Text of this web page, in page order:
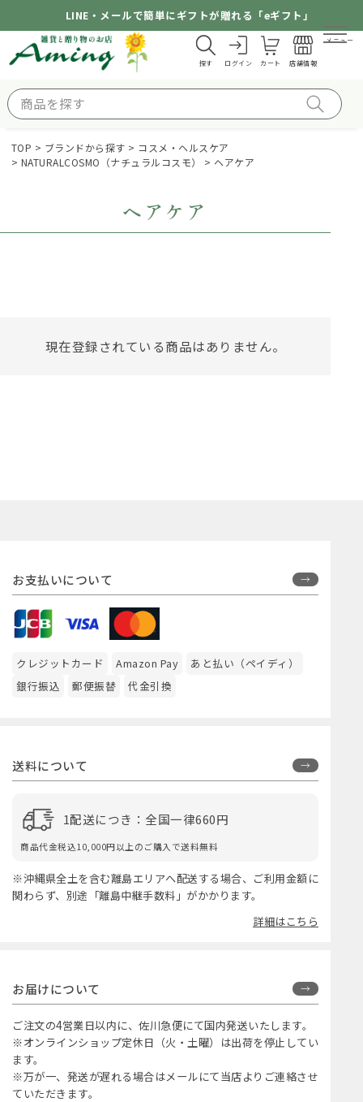
LINE・メールで簡単にギフトが贈れる「eギフト」
探す ログイン カート 店舗情報
メニュー
TOP ブランドから探す
コスメ・ヘルスケア
NATURALCOSMO（ナチュラルコスモ）
ヘアケア
ヘアケア
現在登録されている商品はありません。
お支払いについて
クレジットカード Amazon Pay
あと払い（ペイディ）
銀行振込
郵便振替 代金引換
送料について
1配送につき：全国一律660円
商品代金税込10,000円以上のご購入で送料無料
※沖縄県全土を含む離島エリアへ配送する場合、ご利用金額に
関わらず、別途「離島中継手数料」がかかります。
詳細はこちら
お届けについて
ご注文の4営業日以内に、佐川急便にて国内発送いたします。
※オンラインショップ定休日（火・土曜）は出荷を停止してい
ます。
※万が一、発送が遅れる場合はメールにて当店よりご連絡させ
ていただきます。